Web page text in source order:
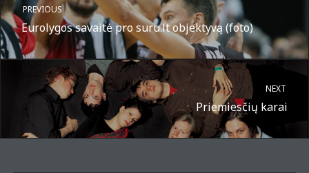
A post shared by Suru.lt - music multiactivity (@surufortherecord)
PREVIOUS
Eurolygos savaitė pro suru.lt objektyvą (foto)
NEXT
Priemiesčių karai